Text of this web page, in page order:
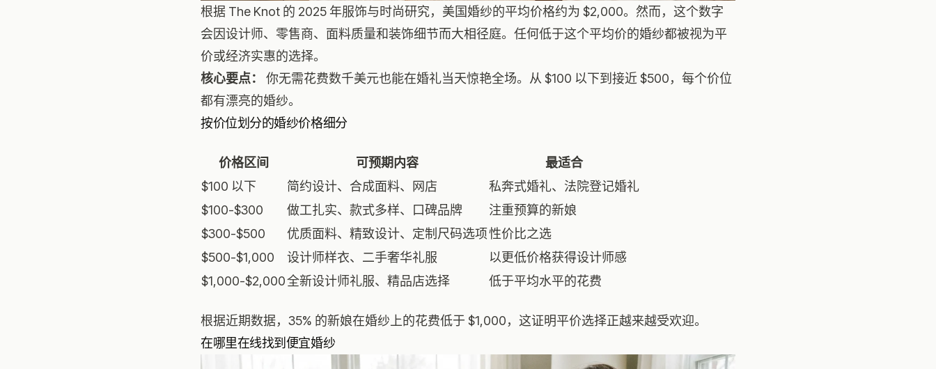
根据 The Knot 的 2025 年服饰与时尚研究，美国婚纱的平均价格约为 $2,000。然而，这个数字
会因设计师、零售商、面料质量和装饰细节而大相径庭。任何低于这个平均价的婚纱都被视为平
价或经济实惠的选择。
核心要点：
你无需花费数千美元也能在婚礼当天惊艳全场。从 $100 以下到接近 $500，每个价位
都有漂亮的婚纱。
按价位划分的婚纱价格细分
价格区间 可预期内容
最适合
$100 以下
简约设计、合成面料、网店
私奔式婚礼、法院登记婚礼
$100-$300
做工扎实、款式多样、口碑品牌
注重预算的新娘
$300-$500
优质面料、精致设计、定制尺码选项性价比之选
$500-$1,000
设计师样衣、二手奢华礼服
以更低价格获得设计师感
$1,000-$2,000全新设计师礼服、精品店选择 低于平均水平的花费
根据近期数据，35% 的新娘在婚纱上的花费低于 $1,000，这证明平价选择正越来越受欢迎。
在哪里在线找到便宜婚纱